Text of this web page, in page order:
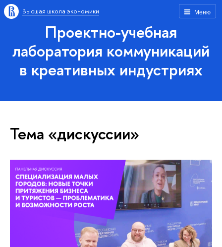
Меню
Высшая школа экономики
Проектно-учебная
лаборатория коммуникаций
в креативных индустриях
Тема «дискуссии»